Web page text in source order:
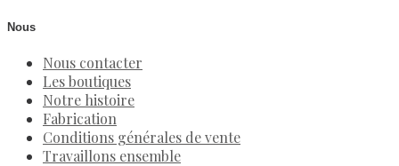
Nous
Nous contacter
Les boutiques
Notre histoire
Fabrication
Conditions générales de vente
Travaillons ensemble